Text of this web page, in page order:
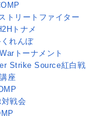
トリートファイター
トナメ
れんぼ
トーナメント
Strike Source紅白戦
座
戦会